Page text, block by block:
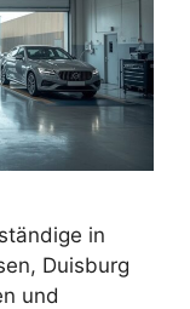
in
Duisburg
und